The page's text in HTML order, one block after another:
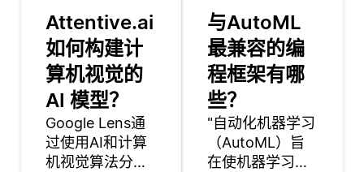
Attentive.ai
如何构建计
算机视觉的
AI 模型？
Google Lens通
过使用AI和计算
机视觉算法分析
与AutoML
最兼容的编
程框架有哪
些？
"自动化机器学习
（AutoML）旨
在使机器学习过